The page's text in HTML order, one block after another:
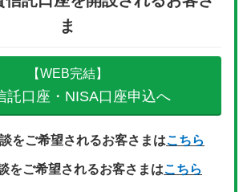
ま
【WEB完結】
託口座・NISA口座申込へ
をご希望されるお客さまはこちら
をご希望されるお客さまはこちら